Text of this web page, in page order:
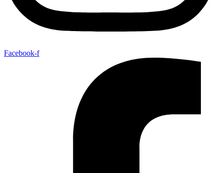
Facebook-f